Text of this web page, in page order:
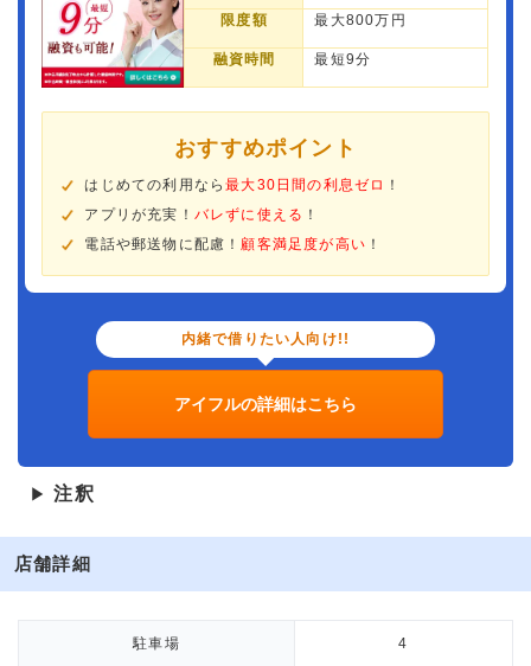
限度額 最大800万円
融資時間 最短9分
おすすめポイント
はじめての利用なら最大30日間の利息ゼロ ！
アプリが充実！ バレずに使える ！
電話や郵送物に配慮！顧客満足度が高い ！
内緒で借りたい人向け!!
アイフルの詳細はこちら
▶ 注釈
店舗詳細
駐車場 4